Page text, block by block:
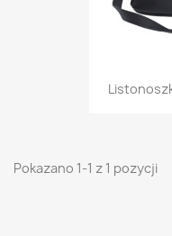
Pokazano 1-1 z 1 pozycji